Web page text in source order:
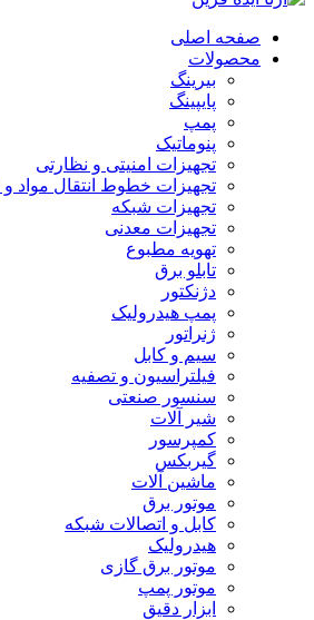
صفحه اصلی
محصولات
بیرینگ
پایپینگ
پمپ
پنوماتیک
تجهیزات امنیتی و نظارتی
تجهیزات خطوط انتقال مواد و
تجهیزات شبکه
تجهیزات معدنی
تهویه مطبوع
تابلو برق
دژنکتور
پمپ هیدرولیک
ژنراتور
سیم و کابل
فیلتراسیون و تصفیه
سنسور صنعتی
شیر آلات
کمپرسور
گیربکس
ماشین آلات
موتور برق
کابل و اتصالات شبکه
هیدرولیک
موتور برق گازی
موتور پمپ
ابزار دقیق